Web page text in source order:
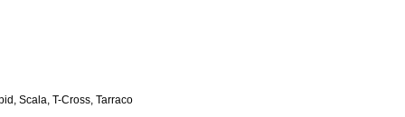
Scala, T-Cross, Tarraco